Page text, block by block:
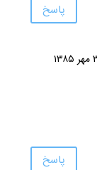
پاسخ
| نوشته شده در تاریخ ۳ مهر ۱۳۸۵
پاسخ